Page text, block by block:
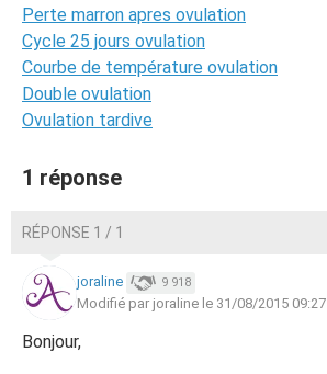
Perte marron apres ovulation
Cycle 25 jours ovulation
Courbe de température ovulation
Double ovulation
Ovulation tardive
1 réponse
RÉPONSE 1 / 1
joraline 9 918
Modifié par joraline le 31/08/2015 09:27
Bonjour,